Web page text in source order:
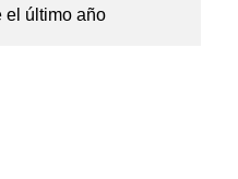
el último año